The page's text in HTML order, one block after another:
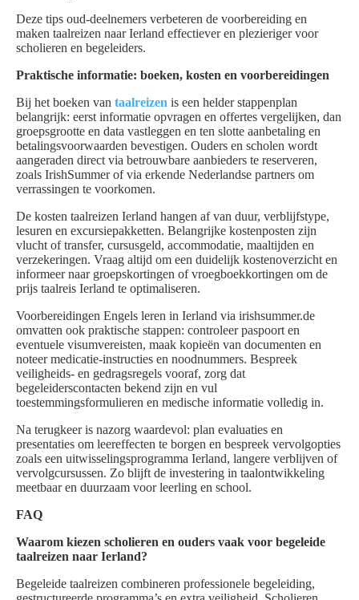
Deze tips oud-deelnemers verbeteren de voorbereiding en
maken taalreizen naar Ierland effectiever en plezieriger voor
scholieren en begeleiders.
Praktische informatie: boeken, kosten en voorbereidingen
Bij het boeken van taalreizen is een helder stappenplan
belangrijk: eerst informatie opvragen en offertes vergelijken, dan
groepsgrootte en data vastleggen en ten slotte aanbetaling en
betalingsvoorwaarden bevestigen. Ouders en scholen wordt
aangeraden direct via betrouwbare aanbieders te reserveren,
zoals IrishSummer of via erkende Nederlandse partners om
verrassingen te voorkomen.
De kosten taalreizen Ierland hangen af van duur, verblijfstype,
lesuren en excursiepakketten. Belangrijke kostenposten zijn
vlucht of transfer, cursusgeld, accommodatie, maaltijden en
verzekeringen. Vraag altijd om een duidelijk kostenoverzicht en
informeer naar groepskortingen of vroegboekkortingen om de
prijs taalreis Ierland te optimaliseren.
Voorbereidingen Engels leren in Ierland via irishsummer.de
omvatten ook praktische stappen: controleer paspoort en
eventuele visumvereisten, maak kopieën van documenten en
noteer medicatie-instructies en noodnummers. Bespreek
veiligheids- en gedragsregels vooraf, zorg dat
begeleiderscontacten bekend zijn en vul
toestemmingsformulieren en medische informatie volledig in.
Na terugkeer is nazorg waardevol: plan evaluaties en
presentaties om leereffecten te borgen en bespreek vervolgopties
zoals een uitwisselingsprogramma Ierland, langere verblijven of
vervolgcursussen. Zo blijft de investering in taalontwikkeling
meetbaar en duurzaam voor leerling en school.
FAQ
Waarom kiezen scholieren en ouders vaak voor begeleide
taalreizen naar Ierland?
Begeleide taalreizen combineren professionele begeleiding,